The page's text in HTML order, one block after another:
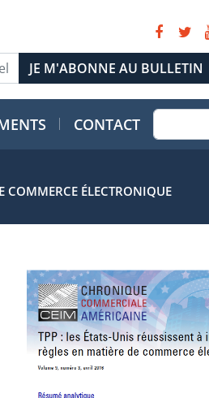
CONTACT
COMMERCE ÉLECTRONIQUE